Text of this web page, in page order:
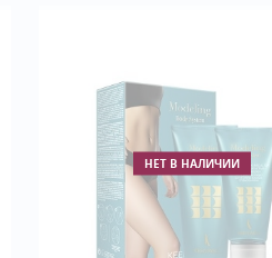
НЕТ В НАЛИЧИИ